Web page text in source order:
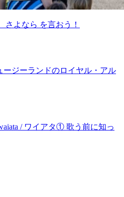
さよなら を言おう！
ジーランドのロイヤル・アル
/ ワイアタ① 歌う前に知っ